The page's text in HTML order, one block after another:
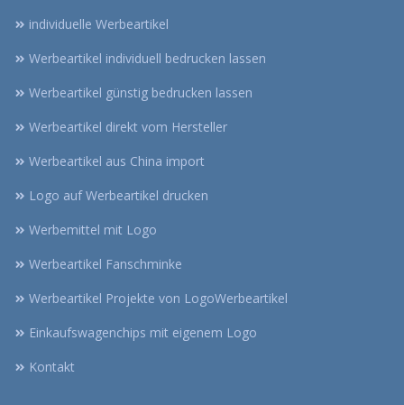
individuelle Werbeartikel
Werbeartikel individuell bedrucken lassen
Werbeartikel günstig bedrucken lassen
Werbeartikel direkt vom Hersteller
Werbeartikel aus China import
Logo auf Werbeartikel drucken
Werbemittel mit Logo
Werbeartikel Fanschminke
Werbeartikel Projekte von LogoWerbeartikel
Einkaufswagenchips mit eigenem Logo
Kontakt